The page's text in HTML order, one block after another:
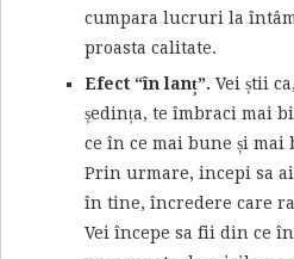
cumpara lucruri la
proasta calitate.
Efect “în lanț”. Vei știi
ședința, te îmbraci mai
ce în ce mai bune și
Prin urmare, incepi sa
în tine, încredere care
Vei începe sa fii din ce